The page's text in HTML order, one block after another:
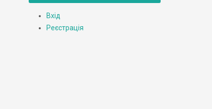
Вхід
Реєстрація